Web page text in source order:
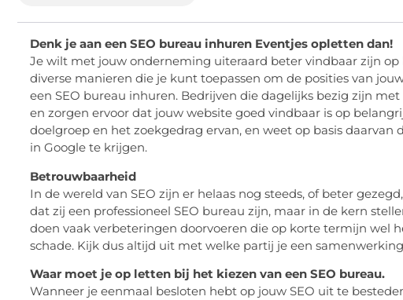
Denk je aan een SEO bureau inhuren Eventjes opletten dan!
Je wilt met jouw onderneming uiteraard beter vindbaar zijn
diverse manieren die je kunt toepassen om de posities van
een SEO bureau inhuren. Bedrijven die dagelijks bezig zijn
en zorgen ervoor dat jouw website goed vindbaar is op
doelgroep en het zoekgedrag ervan, en weet op basis
in Google te krijgen.
Betrouwbaarheid
In de wereld van SEO zijn er helaas nog steeds, of beter
dat zij een professioneel SEO bureau zijn, maar in de kern
doen vaak verbeteringen doorvoeren die op korte termijn wel
schade. Kijk dus altijd uit met welke partij je een
Waar moet je op letten bij het kiezen van een SEO bureau.
Wanneer je eenmaal besloten hebt op jouw SEO uit te